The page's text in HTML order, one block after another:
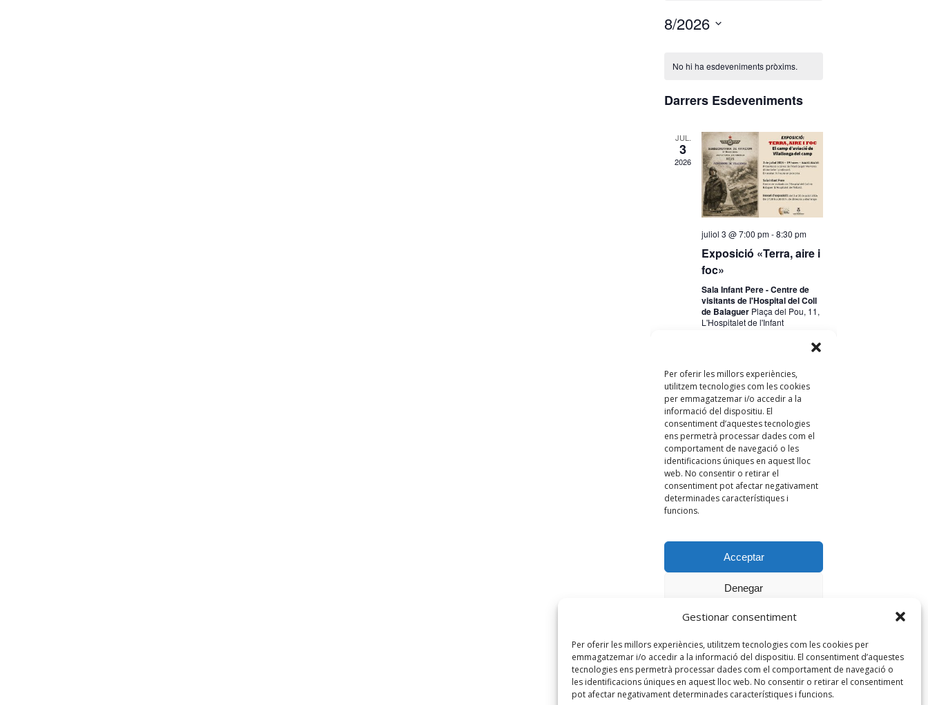
Gestionar consentiment
Per oferir les millors experiències, utilitzem tecnologies com les cookies per
emmagatzemar i/o accedir a la informació del dispositiu. El consentiment d’aquestes
tecnologies ens permetrà processar dades com el comportament de navegació o
les identificacions úniques en aquest lloc web. No consentir o retirar el consentiment
pot afectar negativament determinades característiques i funcions.